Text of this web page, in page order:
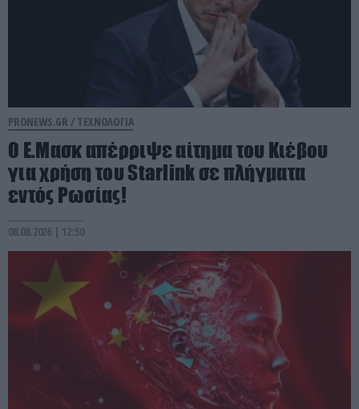
PRONEWS.GR / ΤΕΧΝΟΛΟΓΙΑ
O E.Mασκ απέρριψε αίτημα του Κιέβου
για χρήση του Starlink σε πλήγματα
εντός Ρωσίας!
08.08.2026 | 12:50